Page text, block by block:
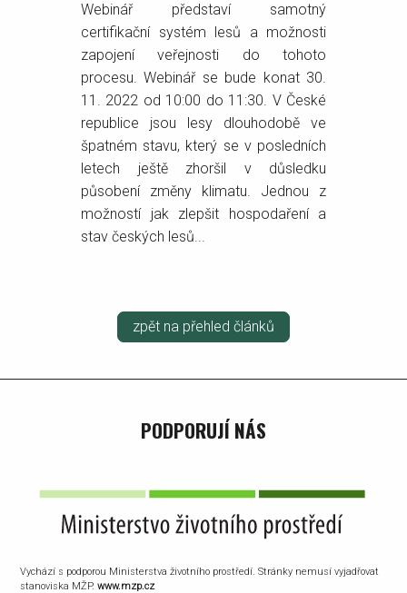
Webinář představí samotný
certifikační systém lesů a možnosti
zapojení veřejnosti do tohoto
procesu. Webinář se bude konat 30.
11. 2022 od 10:00 do 11:30. V České
republice jsou lesy dlouhodobě ve
špatném stavu, který se v posledních
letech ještě zhoršil v důsledku
působení změny klimatu. Jednou z
možností jak zlepšit hospodaření a
stav českých lesů...
zpět na přehled článků
PODPORUJÍ NÁS
Vychází s podporou Ministerstva životního prostředí. Stránky nemusí vyjadřovat
stanoviska MŽP.www.mzp.cz